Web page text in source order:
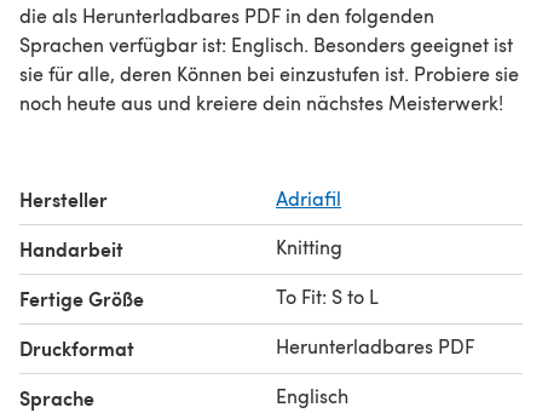
die als Herunterladbares PDF in den folgenden
Sprachen verfügbar ist: Englisch. Besonders geeignet ist
sie für alle, deren Können bei einzustufen ist. Probiere sie
noch heute aus und kreiere dein nächstes Meisterwerk!
Hersteller Adriafil
Handarbeit Knitting
Fertige Größe To Fit: S to L
Druckformat Herunterladbares PDF
Sprache Englisch